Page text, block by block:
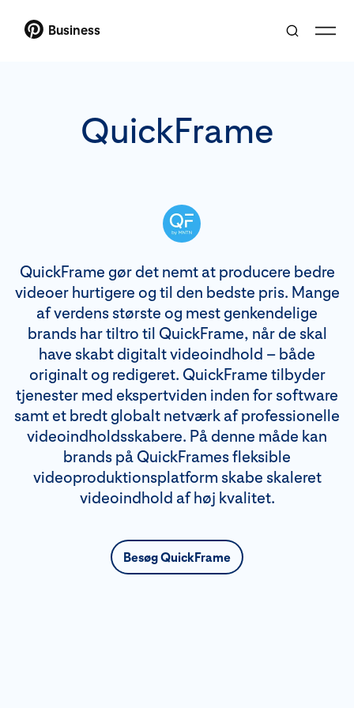
Business
QuickFrame
QuickFrame gør det nemt at producere bedre
videoer hurtigere og til den bedste pris. Mange
af verdens største og mest genkendelige
brands har tiltro til QuickFrame, når de skal
have skabt digitalt videoindhold – både
originalt og redigeret. QuickFrame tilbyder
tjenester med ekspertviden inden for software
samt et bredt globalt netværk af professionelle
videoindholdsskabere. På denne måde kan
brands på QuickFrames fleksible
videoproduktionsplatform skabe skaleret
videoindhold af høj kvalitet.
Besøg QuickFrame